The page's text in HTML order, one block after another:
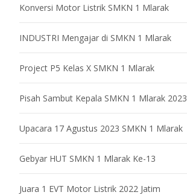
Konversi Motor Listrik SMKN 1 Mlarak
INDUSTRI Mengajar di SMKN 1 Mlarak
Project P5 Kelas X SMKN 1 Mlarak
Pisah Sambut Kepala SMKN 1 Mlarak 2023
Upacara 17 Agustus 2023 SMKN 1 Mlarak
Gebyar HUT SMKN 1 Mlarak Ke-13
Juara 1 EVT Motor Listrik 2022 Jatim